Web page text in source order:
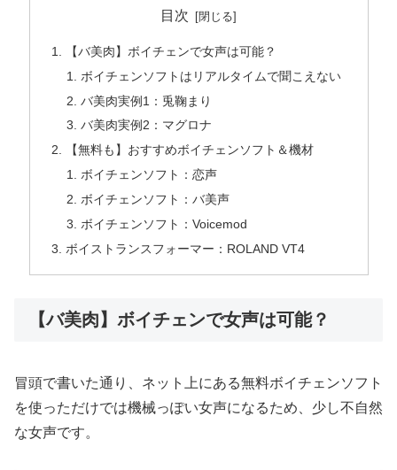
目次
【バ美肉】ボイチェンで女声は可能？
ボイチェンソフトはリアルタイムで聞こえない
バ美肉実例1：兎鞠まり
バ美肉実例2：マグロナ
【無料も】おすすめボイチェンソフト＆機材
ボイチェンソフト：恋声
ボイチェンソフト：バ美声
ボイチェンソフト：Voicemod
ボイストランスフォーマー：ROLAND VT4
【バ美肉】ボイチェンで女声は可能？
冒頭で書いた通り、ネット上にある無料ボイチェンソフト
を使っただけでは機械っぽい女声になるため、少し不自然
な女声です。